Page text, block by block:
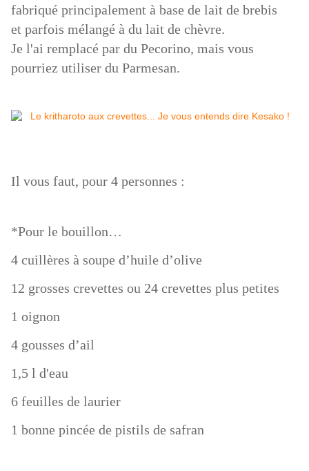
fabriqué principalement à base de lait de brebis
et parfois mélangé à du lait de chèvre.
Je l'ai remplacé par du Pecorino, mais vous
pourriez utiliser du Parmesan.
Il vous faut, pour 4 personnes :
*Pour le bouillon…
4 cuillères à soupe d’huile d’olive
12 grosses crevettes ou 24 crevettes plus petites
1 oignon
4 gousses d’ail
1,5 l d'eau
6 feuilles de laurier
1 bonne pincée de pistils de safran